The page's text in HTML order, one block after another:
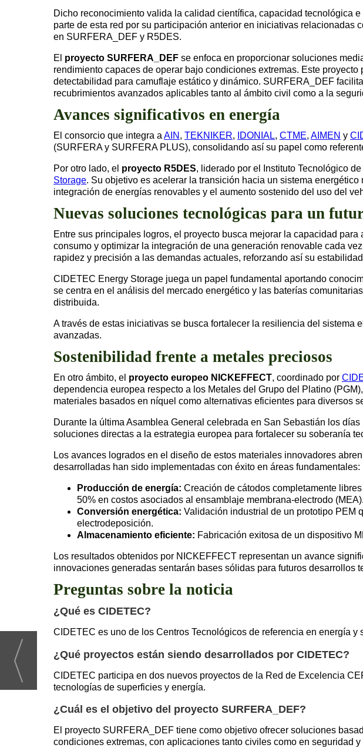
Dicho reconocimiento valida la calidad científica, capacidad tecnológica
parte de esta red por su participación anterior en iniciativas
en SURFERA_DEF y R5DES.
El proyecto SURFERA_DEF se enfoca en proporcionar soluciones
rendimiento capaces de operar bajo condiciones extremas. Este
detectabilidad para camuflaje estático y dinámico. SURFERA_DEF
recubrimientos avanzados aplicables tanto al ámbito civil como a la
Avances significativos en energía
El consorcio que integra a AIN , TEKNIKER, IDONIAL, CTME, AIMEN y
(SURFERA y SURFERA PLUS), consolidando así su papel como
Por otro lado, el proyecto R5DES, liderado por el Instituto Tecnológico
Storage. Su objetivo es acelerar la transición hacia un sistema
integración de energías renovables y el aumento sostenido del uso del
Nuevas soluciones tecnológicas para un
Entre sus principales logros, el proyecto busca mejorar la capacidad
consumo y optimizar la integración de una generación renovable cada
rapidez y precisión a las demandas actuales, reforzando así su
CIDETEC Energy Storage juega un papel fundamental aportando
se centra en el análisis del mercado energético y las baterías
distribuida.
A través de estas iniciativas se busca fortalecer la resiliencia del
avanzadas.
Sostenibilidad frente a metales preciosos
En otro ámbito, el proyecto europeo NICKEFFECT, coordinado por
dependencia europea respecto a los Metales del Grupo del Platino
materiales basados en níquel como alternativas eficientes para diversos
Durante la última Asamblea General celebrada en San Sebastián los
soluciones directas a la estrategia europea para fortalecer su soberanía
Los avances logrados en el diseño de estos materiales innovadores
desarrolladas han sido implementadas con éxito en áreas fundamentales:
Producción de energía: Creación de cátodos completamente
50% en costos asociados al ensamblaje membrana-electrodo (MEA).
Conversión energética: Validación industrial de un prototipo PEM
electrodeposición.
Almacenamiento eficiente: Fabricación exitosa de un dispositivo
Los resultados obtenidos por NICKEFFECT representan un avance
innovaciones generadas sentarán bases sólidas para futuros
Preguntas sobre la noticia
¿Qué es CIDETEC?
CIDETEC es uno de los Centros Tecnológicos de referencia en energía
¿Qué proyectos están siendo desarrollados por CIDETEC?
CIDETEC participa en dos nuevos proyectos de la Red de Excelencia
tecnologías de superficies y energía.
¿Cuál es el objetivo del proyecto SURFERA_DEF?
El proyecto SURFERA_DEF tiene como objetivo ofrecer soluciones
condiciones extremas, con aplicaciones tanto civiles como en seguridad y